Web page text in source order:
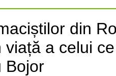
din
viață a celui
Bojor